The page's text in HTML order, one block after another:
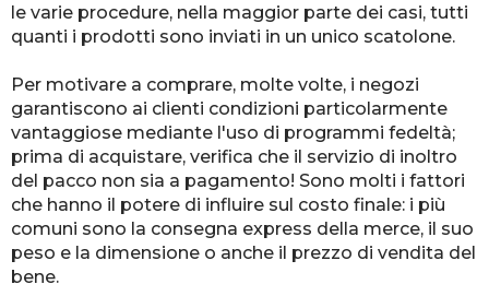
le varie procedure, nella maggior parte dei casi, tutti
quanti i prodotti sono inviati in un unico scatolone.
Per motivare a comprare, molte volte, i negozi
garantiscono ai clienti condizioni particolarmente
vantaggiose mediante l'uso di programmi fedeltà;
prima di acquistare, verifica che il servizio di inoltro
del pacco non sia a pagamento! Sono molti i fattori
che hanno il potere di influire sul costo finale: i più
comuni sono la consegna express della merce, il suo
peso e la dimensione o anche il prezzo di vendita del
bene.